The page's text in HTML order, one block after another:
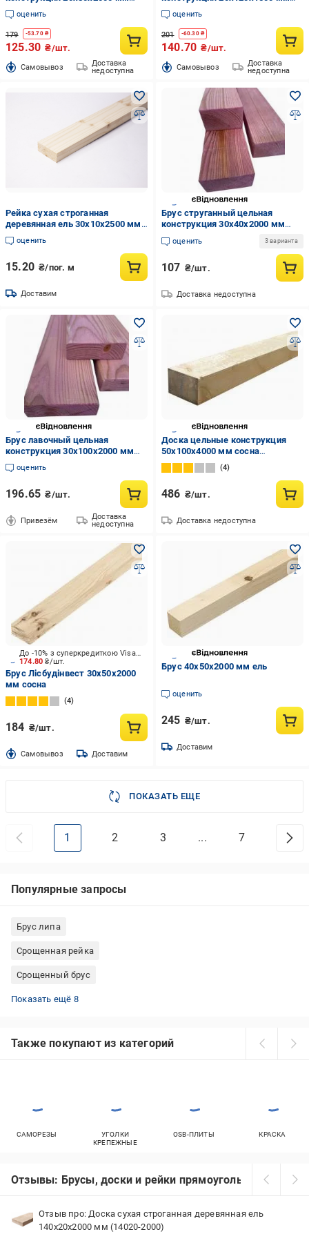
карпатская ель
оценить
179 -53.70₴
125.30 ₴/шт.
Cамовывоз
Доставка
недоступна
карпатская ель
оценить
201 -60.30₴
140.70 ₴/шт.
Cамовывоз
Доставка
недоступна
Рейка сухая строганная
деревянная ель 30х10х2500 мм
(3010-2500)
оценить
15.20 ₴/пог. м
Доставим
Брус струганный цельная
конструкция 30х40х2000 мм
сосна (обработанный
огнебиозащитным составом)
оценить 3 варианта
107 ₴/шт.
Доставка недоступна
Брус лавочный цельная
конструкция 30х100х2000 мм
сосна (обработанный
огнебиозащитным составом)
оценить
196.65 ₴/шт.
Привезём
Доставка
недоступна
Доска цельные конструкция
50х100х4000 мм сосна
обработанная
4
486 ₴/шт.
Доставка недоступна
174.80₴/шт.
До -10% з суперкредиткою Visa Вигода
Брус Лісбудінвест 30х50х2000
мм сосна
4
184 ₴/шт.
Cамовывоз Доставим
Брус 40х50х2000 мм ель
оценить
245 ₴/шт.
Доставим
ПОКАЗАТЬ ЕЩЕ
1 2 3 ... 7
Популярные запросы
Брус липа
Срощенная рейка
Срощенный брус
Рейка ясень
Рейка липа
Рейка ольха
Цельная рейка
Брус ясень
Брус ольха
Цельный брус
Цельная доска
Показать ещё 8
Также покупают из категорий
САМОРЕЗЫ
УГОЛКИ
КРЕПЕЖНЫЕ
OSB-ПЛИТЫ КРАСКА
Отзывы: Брусы, доски и рейки прямоугольные
Отзыв про: Доска сухая строганная деревянная ель
140x20x2000 мм (14020-2000)